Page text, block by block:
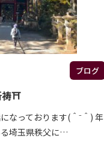
ブログ
祷⛩
なっております(＾⁻＾) 年
埼玉県秩父に…